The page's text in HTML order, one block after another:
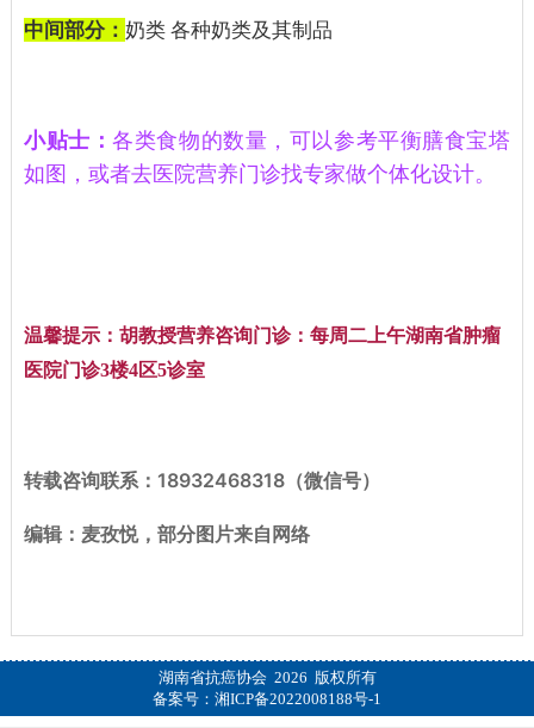
中间部分： 奶类 各种奶类及其制品
小贴士：各类食物的数量，可以参考平衡膳食宝塔
如图，或者去医院营养门诊找专家做个体化设计。
温馨提示：胡教授营养咨询门诊： 每周二上午湖南省肿瘤
医院门诊3楼4区5诊室
转载咨询联系：18932468318（微信号）
编辑：麦孜悦，部分图片来自网络
湖南省抗癌协会 2026 版权所有
备案号： 湘ICP备2022008188号-1